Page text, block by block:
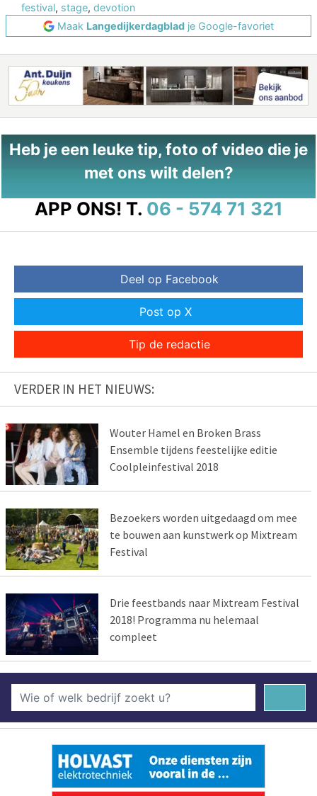
festival, stage, devotion
Maak Langedijkerdagblad je Google-favoriet
Heb je een leuke tip, foto of video die je
met ons wilt delen?
APP ONS! T. 06 - 574 71 321
Deel op Facebook
Post op X
Tip de redactie
VERDER IN HET NIEUWS:
Wouter Hamel en Broken Brass
Ensemble tijdens feestelijke editie
Coolpleinfestival 2018
Bezoekers worden uitgedaagd om mee
te bouwen aan kunstwerk op Mixtream
Festival
Drie feestbands naar Mixtream Festival
2018! Programma nu helemaal
compleet